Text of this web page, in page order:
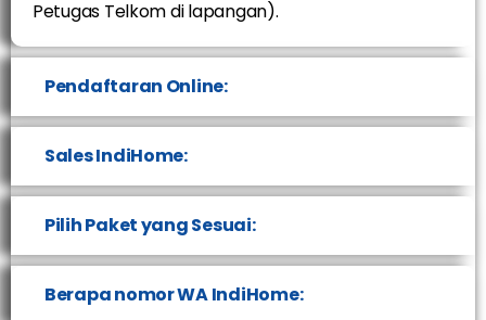
Petugas Telkom di lapangan).
Pendaftaran Online:
Sales IndiHome:
Pilih Paket yang Sesuai:
Berapa nomor WA IndiHome: